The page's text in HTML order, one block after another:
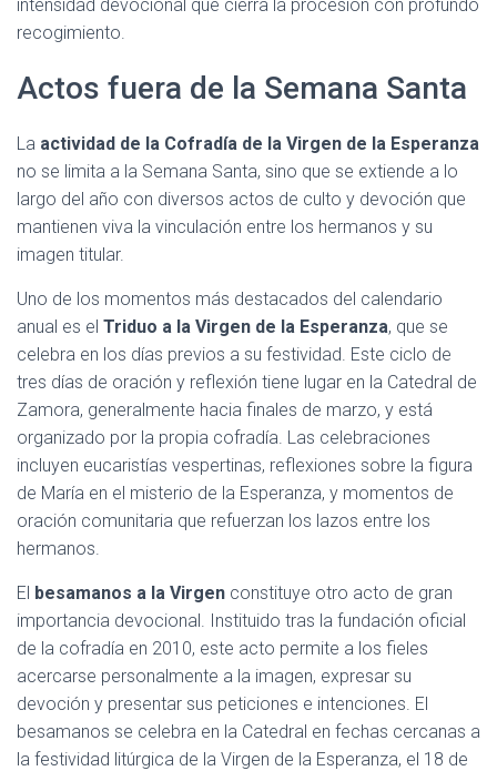
intensidad devocional que cierra la procesión con profundo
recogimiento.
Actos fuera de la Semana Santa
La actividad de la Cofradía de la Virgen de la Esperanza
no se limita a la Semana Santa, sino que se extiende a lo
largo del año con diversos actos de culto y devoción que
mantienen viva la vinculación entre los hermanos y su
imagen titular.
Uno de los momentos más destacados del calendario
anual es el Triduo a la Virgen de la Esperanza, que se
celebra en los días previos a su festividad. Este ciclo de
tres días de oración y reflexión tiene lugar en la Catedral de
Zamora, generalmente hacia finales de marzo, y está
organizado por la propia cofradía. Las celebraciones
incluyen eucaristías vespertinas, reflexiones sobre la figura
de María en el misterio de la Esperanza, y momentos de
oración comunitaria que refuerzan los lazos entre los
hermanos.
El besamanos a la Virgen constituye otro acto de gran
importancia devocional. Instituido tras la fundación oficial
de la cofradía en 2010, este acto permite a los fieles
acercarse personalmente a la imagen, expresar su
devoción y presentar sus peticiones e intenciones. El
besamanos se celebra en la Catedral en fechas cercanas a
la festividad litúrgica de la Virgen de la Esperanza, el 18 de